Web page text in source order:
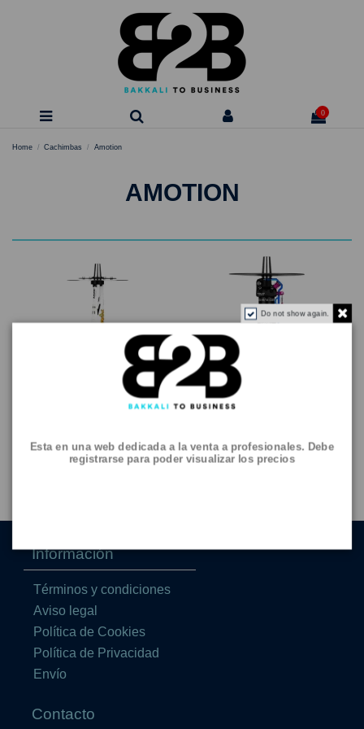
0
Home Cachimbas Amotion
AMOTION
Información
Términos y condiciones
Aviso legal
Política de Cookies
Política de Privacidad
Envío
Contacto
Do not show again.
Esta en una web dedicada a la venta a profesionales. Debe
registrarse para poder visualizar los precios